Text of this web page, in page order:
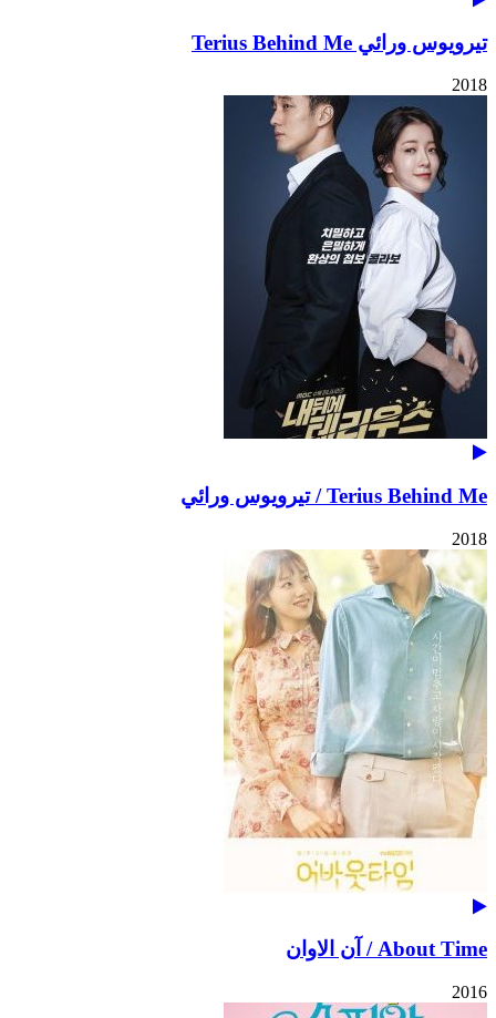
تيرويوس ورائي Terius Behind Me
2018
Terius Behind Me / تيرويوس ورائي
2018
About Time / آن الاوان
2016